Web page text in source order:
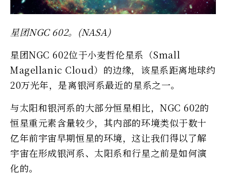
星团NGC 602。(NASA)
星团NGC 602位于小麦哲伦星系（Small
Magellanic Cloud）的边缘，该星系距离地球约
20万光年，是离银河系最近的星系之一。
与太阳和银河系的大部分恒星相比，NGC 602的
恒星重元素含量较少，其内部的环境类似于数十
亿年前宇宙早期恒星的环境，这让我们得以了解
宇宙在形成银河系、太阳系和行星之前是如何演
化的。